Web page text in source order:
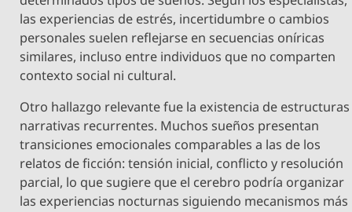
las experiencias de estrés, incertidumbre o cambios
personales suelen reflejarse en secuencias oníricas
similares, incluso entre individuos que no comparten
contexto social ni cultural.
Otro hallazgo relevante fue la existencia de estructuras
narrativas recurrentes. Muchos sueños presentan
transiciones emocionales comparables a las de los
relatos de ficción: tensión inicial, conflicto y resolución
parcial, lo que sugiere que el cerebro podría organizar
las experiencias nocturnas siguiendo mecanismos más